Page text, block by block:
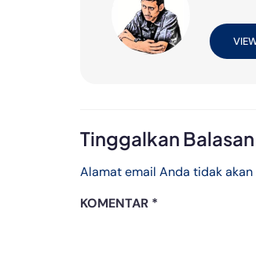
Tinggalkan Balasan
Alamat email Anda tidak
KOMENTAR *